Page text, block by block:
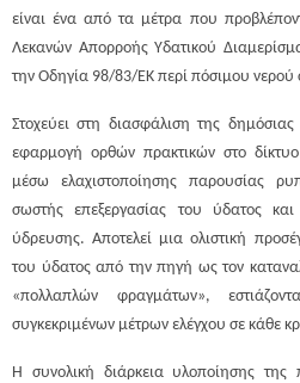
είναι ένα από τα μέτρα που
Λεκανών Απορροής Υδατικού
την Οδηγία 98/83/ΕΚ περί πόσιμου νερού
Στοχεύει στη διασφάλιση της
εφαρμογή ορθών πρακτικών στο
μέσω ελαχιστοποίησης παρουσίας
σωστής επεξεργασίας του ύδατος
ύδρευσης. Αποτελεί μια ολιστική
του ύδατος από την πηγή ως τον
«πολλαπλών φραγμάτων»,
συγκεκριμένων μέτρων ελέγχου σε κάθε
Η συνολική διάρκεια υλοποίησης